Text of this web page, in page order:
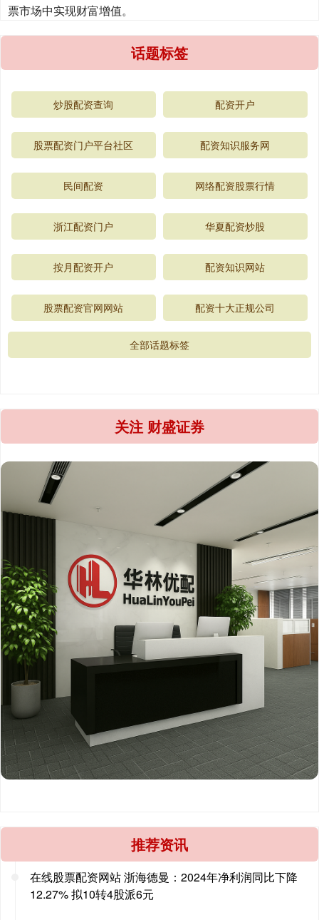
票市场中实现财富增值。
话题标签
炒股配资查询 配资开户
股票配资门户平台社区 配资知识服务网
民间配资 网络配资股票行情
浙江配资门户 华夏配资炒股
按月配资开户 配资知识网站
股票配资官网网站 配资十大正规公司
全部话题标签
关注 财盛证券
推荐资讯
在线股票配资网站 浙海德曼：2024年净利润同比下降
12.27% 拟10转4股派6元